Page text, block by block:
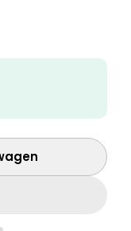
Glas - Lichte
Jan 3D Glas -